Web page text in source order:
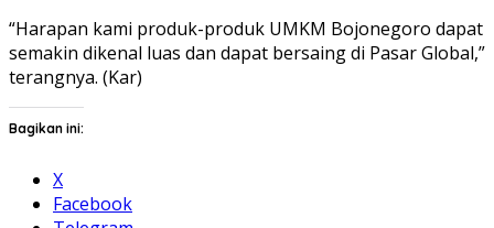
“Harapan kami produk-produk UMKM Bojonegoro dapat
semakin dikenal luas dan dapat bersaing di Pasar Global,”
terangnya. (Kar)
Bagikan ini:
X
Facebook